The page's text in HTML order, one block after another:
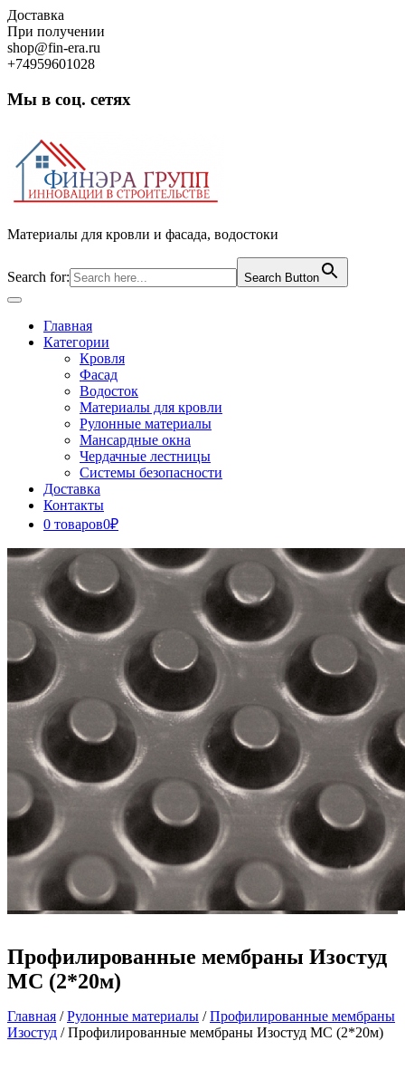
Skip
to
content
Доставка
При получении
shop@fin-era.ru
+74959601028
Мы в соц. сетях
Материалы для кровли и фасада, водостоки
Search for: Search Button
Open
ButtonГлавная
Категории
Кровля
Фасад
Водосток
Материалы для кровли
Рулонные материалы
Мансардные окна
Чердачные лестницы
Системы безопасности
Доставка
Контакты
0 товаров0₽
Close
Button
Профилированные мембраны Изостуд
МС (2*20м)
Главная /Рулонные материалы /Профилированные мембраны
Изостуд / Профилированные мембраны Изостуд МС (2*20м)